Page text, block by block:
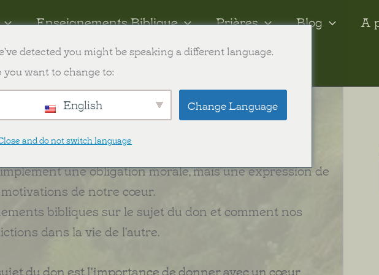
Enseignements Biblique Prières Blog A
les cultures et les croyances.
beaucoup sur l'art de donner. En tant que
une obligation morale, mais une expression de
de notre cœur.
bibliques sur le sujet du don et comment nos
dans la vie de l'autre.
du don est l'importance de donner avec un cœur
detected you might be speaking a different language.
you want to change to:
English Change Language
and do not switch language